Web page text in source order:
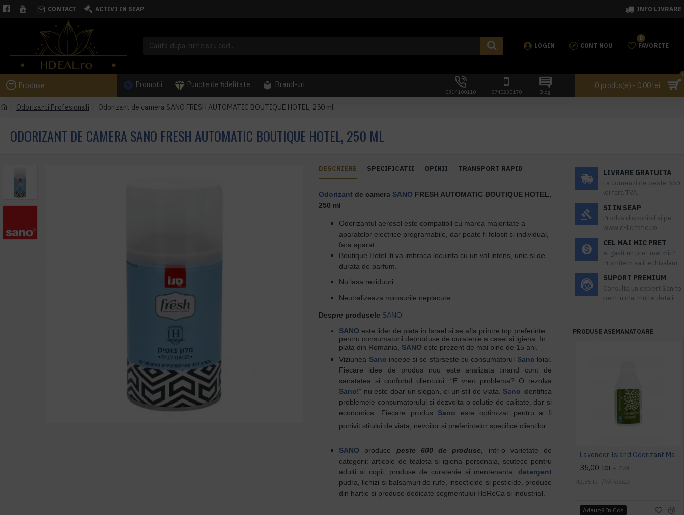
CONTACT ACTIVI IN SEAP INFO LIVRARE
LOGIN CONT NOU FAVORITE
0
Produse Promotii Puncte de fidelitate Brand-uri
0314100110 0740230170 Blog
0 produs(e) - 0,00 lei
Odorizanti Profesionali Odorizant de camera SANO FRESH AUTOMATIC BOUTIQUE HOTEL, 250 ml
ODORIZANT DE CAMERA SANO FRESH AUTOMATIC BOUTIQUE HOTEL, 250 ML
DESCRIERE SPECIFICATII OPINII TRANSPORT RAPID
Odorizant de camera SANO FRESH AUTOMATIC BOUTIQUE HOTEL,
250 ml
Odorizantul aerosol este compatibil cu marea majoritate a
aparatelor electrice programabile, dar poate fi folosit si individual,
fara aparat.
Boutique Hotel iti va imbraca locuinta cu un val intens, unic si de
durata de parfum.
Nu lasa reziduuri
Neutralizeaza mirosurile neplacute
Despre produsele SANO
SANO este lider de piata in Israel si se afla printre top preferinte
pentru consumatorii deproduse de curatenie a casei si igiena. In
piata din Romania, SANO este prezent de mai bine de 15 ani.
Viziunea Sano incepe si se sfarseste cu consumatorul Sano loial.
Fiecare idee de produs nou este analizata tinand cont de
sanatatea si confortul clientului. “E vreo problema? O rezolva
Sano!” nu este doar un slogan, ci un stil de viata. Sano identifica
problemele consumatorului si dezvolta o solutie de calitate, dar si
economica. Fiecare produs Sano este optimizat pentru a fi
potrivit stilului de viata, nevoilor si preferintelor specifice clientilor.
SANO produce peste 600 de produse, intr-o varietate de
categorii: articole de toaleta si igiena personala, scutece pentru
adulti si copii, produse de curatenie si mentenanta, detergent
pudra, lichizi si balsamuri de rufe, insecticide si pesticide, produse
din hartie si produse dedicate segmentului HoReCa si industrial.
LIVRARE GRATUITA
La comenzi de peste 550
lei fara TVA.
SI IN SEAP
Produs disponibil si pe
www.e-licitatie.ro
CEL MAI MIC PRET
Ai gasit un pret mai mic?
Promitem sa il echivalam.
SUPORT PREMIUM
Consulta un expert Sanito
pentru mai multe detalii
PRODUSE ASEMANATOARE
Lavender Island Odorizant Maxi 243ml Hygiene4You
35,00 lei + TVA
42,35 lei TVA inclus
Adaugă în Coş